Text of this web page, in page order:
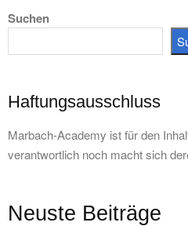
Suchen
Haftungsausschluss
Marbach-Academy ist für den
verantwortlich noch macht sich
Neuste Beiträge